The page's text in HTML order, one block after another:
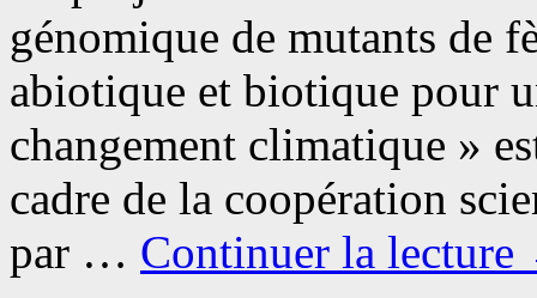
génomique de mutants de
abiotique et biotique pour
changement climatique »
cadre de la coopération
par … Continuer la lecture